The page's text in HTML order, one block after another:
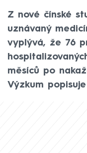
Z nové čínské
uznávaný
vyplývá, že 76
měsíců po
Výzkum